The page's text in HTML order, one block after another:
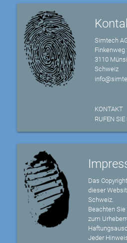
Simtech
Finkenweg
3110
Schweiz
KONTAKT
RUFEN
Das
dieser
Schweiz.
Beachten
zum
Jeder